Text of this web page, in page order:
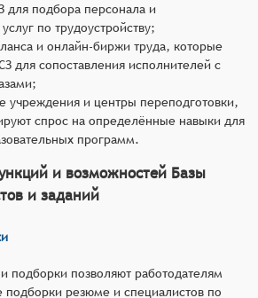
для подбора персонала и
по трудоустройству;
и онлайн-биржи труда, которые
для сопоставления исполнителей с
учреждения и центры переподготовки,
спрос на определённые навыки для
программ.
и возможностей Базы
и заданий
подборки позволяют работодателям
подборки резюме и специалистов по